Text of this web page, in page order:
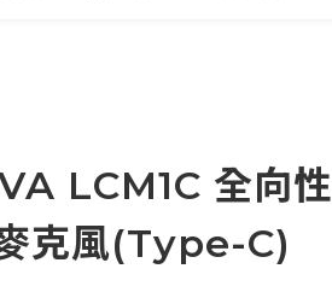
LCM1C 全向性
克風(Type-C)